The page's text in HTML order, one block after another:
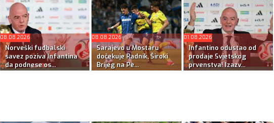
08.08.2026
Norveški fudbalski
savez poziva Infantina
da podnese os...
08.08.2026
Sarajevo u Mostaru
dočekuje Radnik, Široki
Brijeg na Pe...
01.08.2026
Infantino odustao od
prodaje Svjetskog
prvenstva! Izazv...